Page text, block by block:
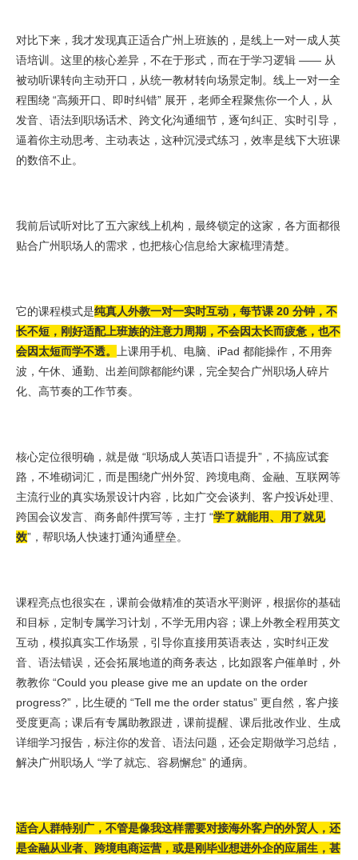
对比下来，我才发现真正适合广州上班族的，是线上一对一成人英
语培训。这里的核心差异，不在于形式，而在于学习逻辑 —— 从
被动听课转向主动开口，从统一教材转向场景定制。线上一对一全
程围绕 “高频开口、即时纠错” 展开，老师全程聚焦你一个人，从
发音、语法到职场话术、跨文化沟通细节，逐句纠正、实时引导，
逼着你主动思考、主动表达，这种沉浸式练习，效率是线下大班课
的数倍不止。
我前后试听对比了五六家线上机构，最终锁定的这家，各方面都很
贴合广州职场人的需求，也把核心信息给大家梳理清楚。
它的课程模式是纯真人外教一对一实时互动，每节课 20 分钟，不
长不短，刚好适配上班族的注意力周期，不会因太长而疲惫，也不
会因太短而学不透。
上课用手机、电脑、iPad 都能操作，不用奔
波，午休、通勤、出差间隙都能约课，完全契合广州职场人碎片
化、高节奏的工作节奏。
核心定位很明确，就是做 “职场成人英语口语提升”，不搞应试套
路，不堆砌词汇，而是围绕广州外贸、跨境电商、金融、互联网等
主流行业的真实场景设计内容，比如广交会谈判、客户投诉处理、
跨国会议发言、商务邮件撰写等，主打 “学了就能用、用了就见
效”，帮职场人快速打通沟通壁垒。
课程亮点也很实在，课前会做精准的英语水平测评，根据你的基础
和目标，定制专属学习计划，不学无用内容；课上外教全程用英文
互动，模拟真实工作场景，引导你直接用英语表达，实时纠正发
音、语法错误，还会拓展地道的商务表达，比如跟客户催单时，外
教教你 “Could you please give me an update on the order
progress?”，比生硬的 “Tell me the order status” 更自然，客户接
受度更高；课后有专属助教跟进，课前提醒、课后批改作业、生成
详细学习报告，标注你的发音、语法问题，还会定期做学习总结，
解决广州职场人 “学了就忘、容易懈怠” 的通病。
适合人群特别广，不管是像我这样需要对接海外客户的外贸人，还
是金融从业者、跨境电商运营，或是刚毕业想进外企的应届生，甚